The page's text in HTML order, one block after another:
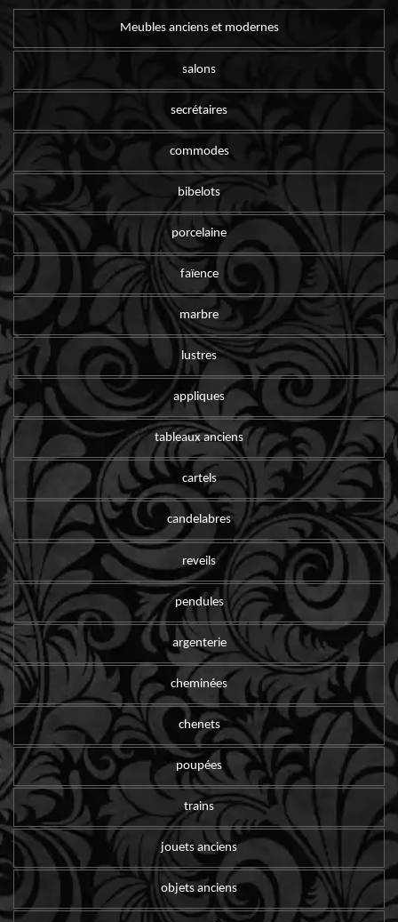
Meubles anciens et modernes
salons
secrétaires
commodes
bibelots
porcelaine
faïence
marbre
lustres
appliques
tableaux anciens
cartels
candelabres
reveils
pendules
argenterie
cheminées
chenets
poupées
trains
jouets anciens
objets anciens